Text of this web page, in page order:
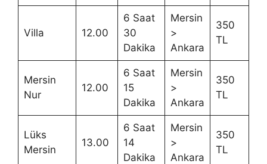
Villa 12.00
6 Saat
30
Dakika
Mersin
>
Ankara
350
TL
Mersin
Nur
12.00
6 Saat
15
Dakika
Mersin
>
Ankara
350
TL
Lüks
Mersin
13.00
6 Saat
14
Dakika
Mersin
>
Ankara
350
TL